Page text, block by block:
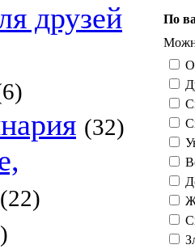
друзей
(32)
(22)
По